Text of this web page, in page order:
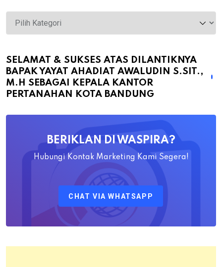
Selamat
&
atas
Dilantiknya
Bapak
Ahadiat
Pertanahan
Kota
SELAMAT & SUKSES ATAS DILANTIKNYA
BAPAK YAYAT AHADIAT AWALUDIN S.SIT.,
M.H SEBAGAI KEPALA KANTOR
PERTANAHAN KOTA BANDUNG
BERIKLAN DI WASPIRA?
Hubungi Kontak Marketing Kami Segera!
CHAT VIA WHATSAPP